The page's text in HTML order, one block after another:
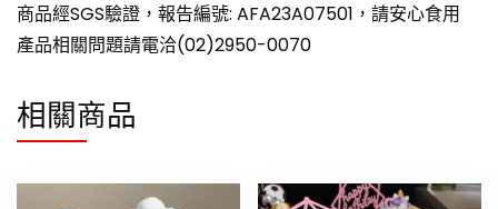
商品經SGS驗證，報告編號: AFA23A07501，請安心食用
產品相關問題請電洽(02)2950-0070
相關商品